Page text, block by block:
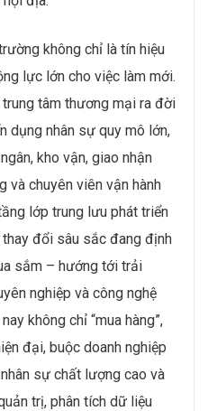
không chỉ là tín hiệu
lực lớn cho việc làm mới.
tâm thương mại ra đời
dụng nhân sự quy mô lớn,
kho vận, giao nhận
và chuyên viên vận hành
lớp trung lưu phát triển
thay đổi sâu sắc đang định
sắm – hướng tới trải
nghiệp và công nghệ
không chỉ “mua hàng”,
đại, buộc doanh nghiệp
sự chất lượng cao và
trị, phân tích dữ liệu